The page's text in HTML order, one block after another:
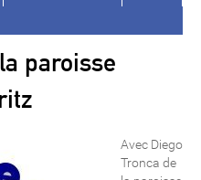
paroisse
Avec Diego
Tronca de